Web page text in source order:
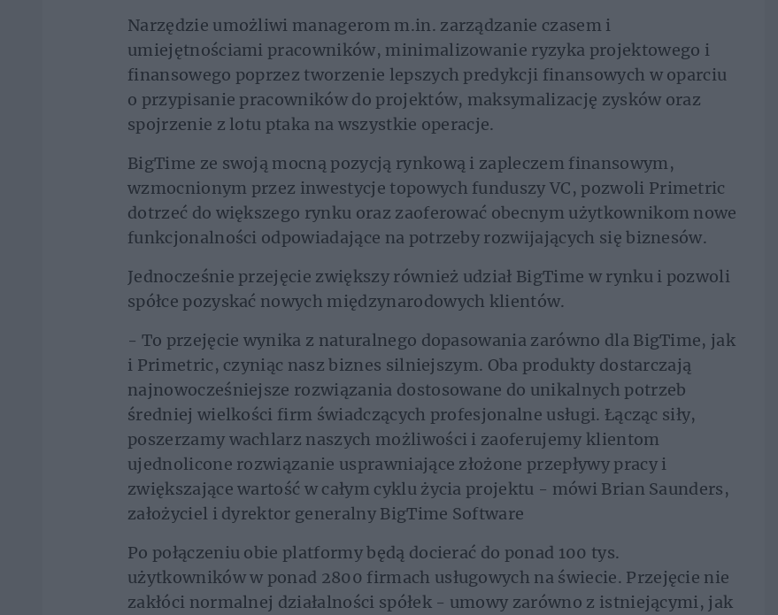
Narzędzie umożliwi managerom m.in. zarządzanie czasem i
umiejętnościami pracowników, minimalizowanie ryzyka projektowego i
finansowego poprzez tworzenie lepszych predykcji finansowych w oparciu
o przypisanie pracowników do projektów, maksymalizację zysków oraz
spojrzenie z lotu ptaka na wszystkie operacje.
BigTime ze swoją mocną pozycją rynkową i zapleczem finansowym,
wzmocnionym przez inwestycje topowych funduszy VC, pozwoli Primetric
dotrzeć do większego rynku oraz zaoferować obecnym użytkownikom nowe
funkcjonalności odpowiadające na potrzeby rozwijających się biznesów.
Jednocześnie przejęcie zwiększy również udział BigTime w rynku i pozwoli
spółce pozyskać nowych międzynarodowych klientów.
- To przejęcie wynika z naturalnego dopasowania zarówno dla BigTime, jak
i Primetric, czyniąc nasz biznes silniejszym. Oba produkty dostarczają
najnowocześniejsze rozwiązania dostosowane do unikalnych potrzeb
średniej wielkości firm świadczących profesjonalne usługi. Łącząc siły,
poszerzamy wachlarz naszych możliwości i zaoferujemy klientom
ujednolicone rozwiązanie usprawniające złożone przepływy pracy i
zwiększające wartość w całym cyklu życia projektu - mówi Brian Saunders,
założyciel i dyrektor generalny BigTime Software
Po połączeniu obie platformy będą docierać do ponad 100 tys.
użytkowników w ponad 2800 firmach usługowych na świecie. Przejęcie nie
zakłóci normalnej działalności spółek - umowy zarówno z istniejącymi, jak